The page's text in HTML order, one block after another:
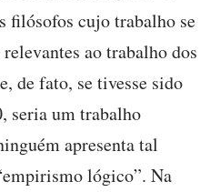
filósofos cujo trabalho se
ao trabalho dos
de fato, se tivesse sido
seria um trabalho
apresenta tal
lógico”. Na